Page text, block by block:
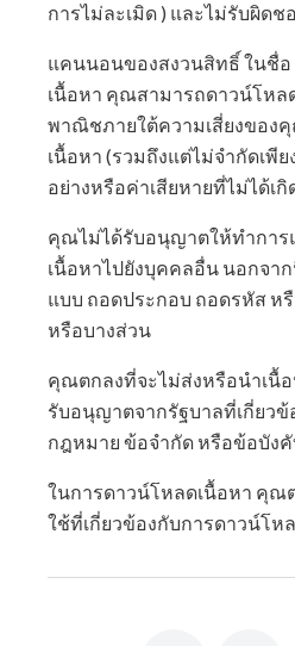
การไม่ละเมิด ) และไม่รับผิด
แคนนอนของสงวนสิทธิ์ ในชื่
เนื้อหา คุณสามารถดาวน์โหล
พาณิชภายใต้ความเสี่ยงของ
เนื้อหา (รวมถึงแต่ไม่จำกัดเพีย
อย่างหรือค่าเสียหายที่ไม่ได้
คุณไม่ได้รับอนุญาตให้ทำการ
เนื้อหาไปยังบุคคลอื่น นอกจา
แบบ ถอดประกอบ ถอดรหัส ห
หรือบางส่วน
คุณตกลงที่จะไม่ส่งหรือนำเนื้
รับอนุญาตจากรัฐบาลที่เกี่ยว
กฎหมาย ข้อจำกัด หรือข้อบังคั
ในการดาวน์โหลดเนื้อหา คุ
ใช้ที่เกี่ยวข้องกับการดาวน์โ